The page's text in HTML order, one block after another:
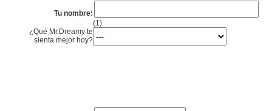
Tu nombre:
(1)
¿Qué Mr.Dreamy te
sienta mejor hoy?